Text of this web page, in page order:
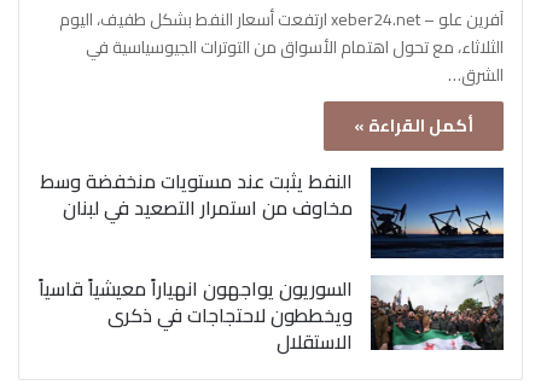
آفرين علو – xeber24.net ارتفعت أسعار النفط بشكل طفيف، اليوم
الثلاثاء، مع تحول اهتمام الأسواق من التوترات الجيوسياسية في
الشرق…
أكمل القراءة »
النفط يثبت عند مستويات منخفضة وسط
مخاوف من استمرار التصعيد في لبنان
السوريون يواجهون انهياراً معيشياً قاسياً
ويخططون لاحتجاجات في ذكرى
الاستقلال